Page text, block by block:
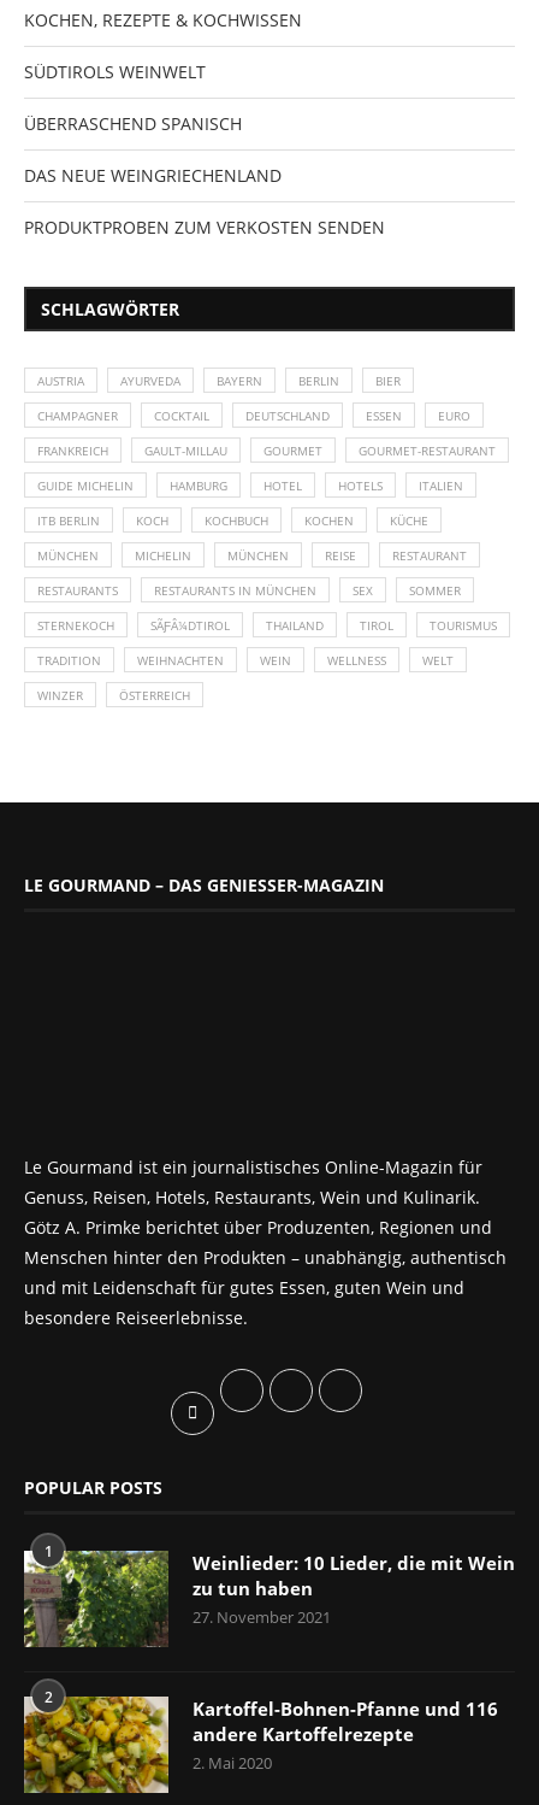
KOCHEN, REZEPTE & KOCHWISSEN
SÜDTIROLS WEINWELT
ÜBERRASCHEND SPANISCH
DAS NEUE WEINGRIECHENLAND
PRODUKTPROBEN ZUM VERKOSTEN SENDEN
SCHLAGWÖRTER
AUSTRIA AYURVEDA BAYERN BERLIN BIER
CHAMPAGNER COCKTAIL DEUTSCHLAND ESSEN EURO
FRANKREICH GAULT-MILLAU GOURMET GOURMET-RESTAURANT
GUIDE MICHELIN HAMBURG HOTEL HOTELS ITALIEN
ITB BERLIN KOCH KOCHBUCH KOCHEN KÜCHE
MÜNCHEN MICHELIN MÜNCHEN REISE RESTAURANT
RESTAURANTS RESTAURANTS IN MÜNCHEN SEX SOMMER
STERNEKOCH SÃƑÂ¼DTIROL THAILAND TIROL TOURISMUS
TRADITION WEIHNACHTEN WEIN WELLNESS WELT
WINZER ÖSTERREICH
LE GOURMAND – DAS GENIESSER-MAGAZIN
Le Gourmand ist ein journalistisches Online-Magazin für
Genuss, Reisen, Hotels, Restaurants, Wein und Kulinarik.
Götz A. Primke berichtet über Produzenten, Regionen und
Menschen hinter den Produkten – unabhängig, authentisch
und mit Leidenschaft für gutes Essen, guten Wein und
besondere Reiseerlebnisse.
POPULAR POSTS
1
Weinlieder: 10 Lieder, die mit Wein
zu tun haben
27. November 2021
2
Kartoffel-Bohnen-Pfanne und 116
andere Kartoffelrezepte
2. Mai 2020